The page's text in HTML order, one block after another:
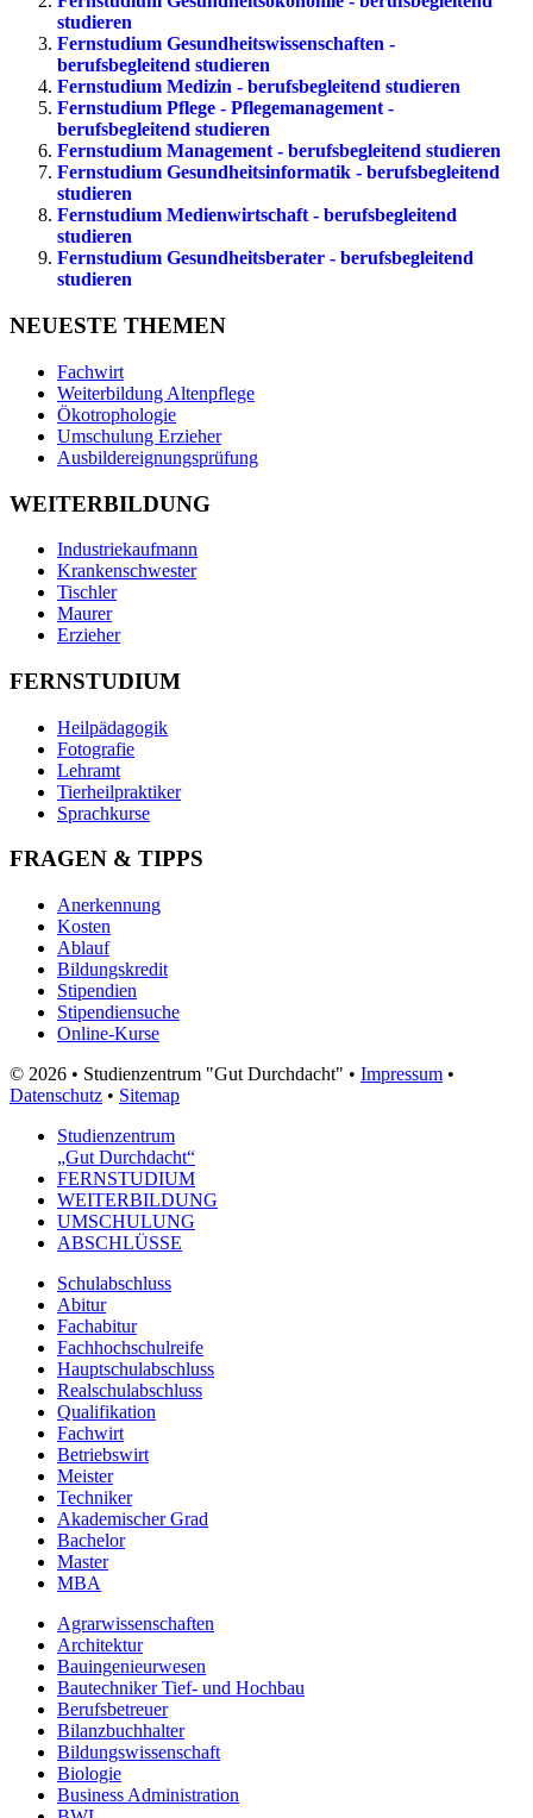
studieren
Fernstudium Gesundheitswissenschaften -
berufsbegleitend studieren
Fernstudium Medizin - berufsbegleitend studieren
Fernstudium Pflege - Pflegemanagement -
berufsbegleitend studieren
Fernstudium Management - berufsbegleitend studieren
Fernstudium Gesundheitsinformatik - berufsbegleitend
studieren
Fernstudium Medienwirtschaft - berufsbegleitend
studieren
Fernstudium Gesundheitsberater - berufsbegleitend
studieren
NEUESTE THEMEN
Fachwirt
Weiterbildung Altenpflege
Ökotrophologie
Umschulung Erzieher
Ausbildereignungsprüfung
WEITERBILDUNG
Industriekaufmann
Krankenschwester
Tischler
Maurer
Erzieher
FERNSTUDIUM
Heilpädagogik
Fotografie
Lehramt
Tierheilpraktiker
Sprachkurse
FRAGEN & TIPPS
Anerkennung
Kosten
Ablauf
Bildungskredit
Stipendien
Stipendiensuche
Online-Kurse
© 2026 • Studienzentrum "Gut Durchdacht" • Impressum •
Datenschutz • Sitemap
Studienzentrum
„Gut Durchdacht“
FERNSTUDIUM
WEITERBILDUNG
UMSCHULUNG
ABSCHLÜSSE
Schulabschluss
Abitur
Fachabitur
Fachhochschulreife
Hauptschulabschluss
Realschulabschluss
Qualifikation
Fachwirt
Betriebswirt
Meister
Techniker
Akademischer Grad
Bachelor
Master
MBA
Agrarwissenschaften
Architektur
Bauingenieurwesen
Bautechniker Tief- und Hochbau
Berufsbetreuer
Bilanzbuchhalter
Bildungswissenschaft
Biologie
Business Administration